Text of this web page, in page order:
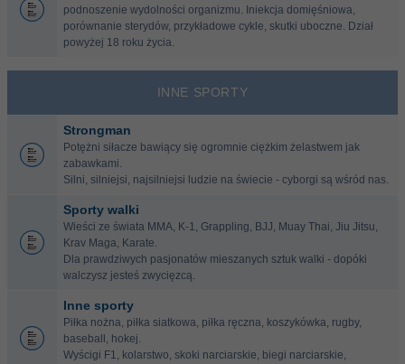
podnoszenie wydolności organizmu. Iniekcja domięśniowa,
porównanie sterydów, przykładowe cykle, skutki uboczne. Dział
powyżej 18 roku życia.
INNE SPORTY
Strongman
Potężni siłacze bawiący się ogromnie ciężkim żelastwem jak
zabawkami.
Silni, silniejsi, najsilniejsi ludzie na świecie - cyborgi są wśród nas.
Sporty walki
Wieści ze świata MMA, K-1, Grappling, BJJ, Muay Thai, Jiu Jitsu,
Krav Maga, Karate.
Dla prawdziwych pasjonatów mieszanych sztuk walki - dopóki
walczysz jesteś zwycięzcą.
Inne sporty
Piłka nożna, piłka siatkowa, piłka ręczna, koszykówka, rugby,
baseball, hokej.
Wyścigi F1, kolarstwo, skoki narciarskie, biegi narciarskie,